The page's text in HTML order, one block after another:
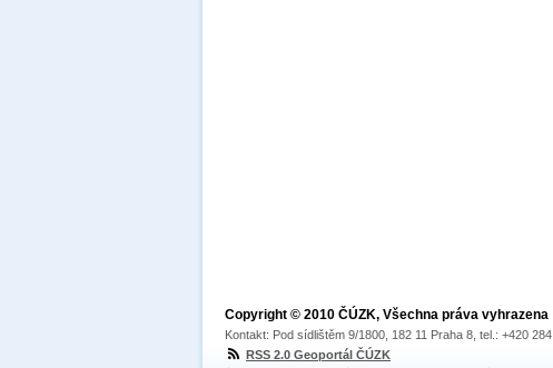
Copyright © 2010 ČÚZK, Všechna práva vyhrazena
Kontakt: Pod sídlištěm 9/1800, 182 11 Praha 8, tel.: +420
RSS 2.0 Geoportál ČÚZK